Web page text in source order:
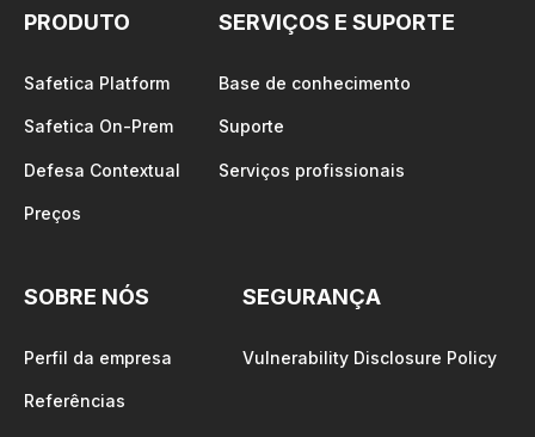
PRODUTO
Safetica Platform
Safetica On-Prem
Defesa Contextual
Preços
SERVIÇOS E SUPORTE
Base de conhecimento
Suporte
Serviços profissionais
SOBRE NÓS
Perfil da empresa
Referências
SEGURANÇA
Vulnerability Disclosure Policy